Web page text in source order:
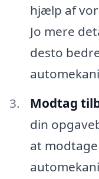
hjælp af
Jo mere
desto
Modtag
din
at